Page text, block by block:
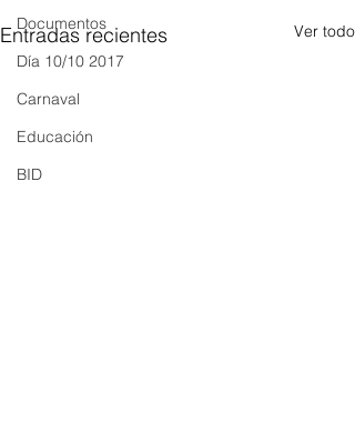
Documentos
Día 10/10 2017
Carnaval
Educación
BID
Entradas recientes Ver todo